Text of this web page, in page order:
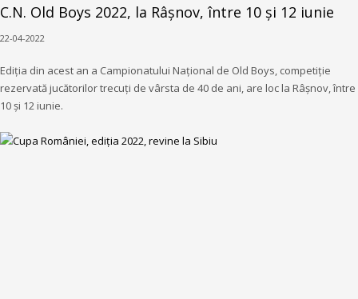
C.N. Old Boys 2022, la Râșnov, între 10 și 12 iunie
22-04-2022
Ediția din acest an a Campionatului Național de Old Boys, competiție
rezervată jucătorilor trecuți de vârsta de 40 de ani, are loc la Râșnov, între
10 și 12 iunie.